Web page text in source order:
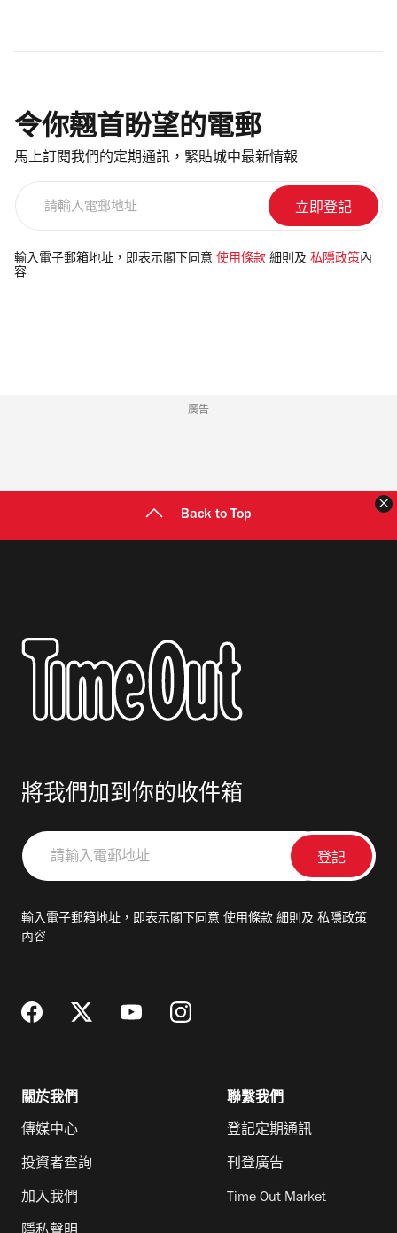
令你翹首盼望的電郵
馬上訂閱我們的定期通訊，緊貼城中最新情報
電
郵
輸入電子郵箱地址，即表示閣下同意 使用條款 細則及 私隱政策內
容
廣告
Back to Top
將我們加到你的收件箱
請
輸
郵
輸入電子郵箱地址，即表示閣下同意 使用條款 細則及 私隱政策
內容
關於我們
傳媒中心
投資者查詢
加入我們
聯繫我們
登記定期通訊
刊登廣告
Time Out Market